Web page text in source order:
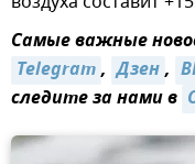
Самые важные
Telegram, Дзен,
следите за нами в